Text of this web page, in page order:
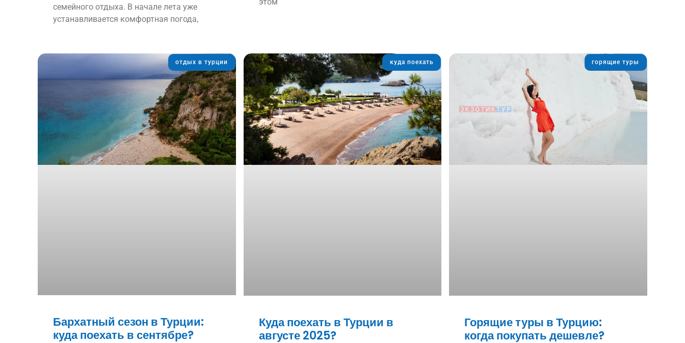
семейного отдыха. В начале лета уже
устанавливается комфортная погода,
отдых в турции
Бархатный сезон в Турции:
куда поехать в сентябре?
куда поехать
Куда поехать в Турции в
августе 2025?
горящие туры
Горящие туры в Турцию:
когда покупать дешевле?